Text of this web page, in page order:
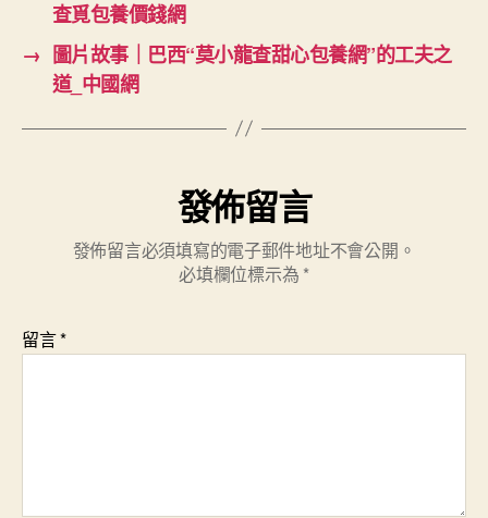
查覓包養價錢網
→ 圖片故事｜巴西“莫小龍查甜心包養網”的工夫之
道_中國網
發佈留言
發佈留言必須填寫的電子郵件地址不會公開。
必填欄位標示為 *
留言*